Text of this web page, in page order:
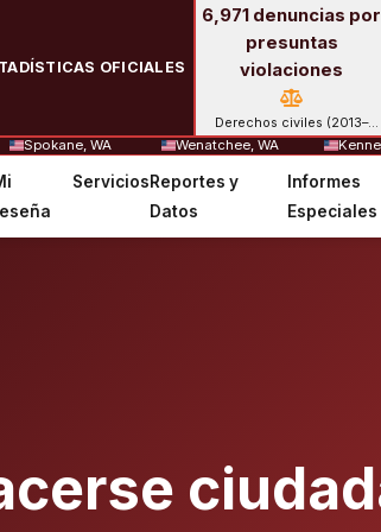
OFICIALES
6,971 denuncias por
presuntas
violaciones
Derechos civiles (2013–
2024).
Spokane, WA Wenatchee, WA
ServiciosReportes y
Datos
Informes
Especiales